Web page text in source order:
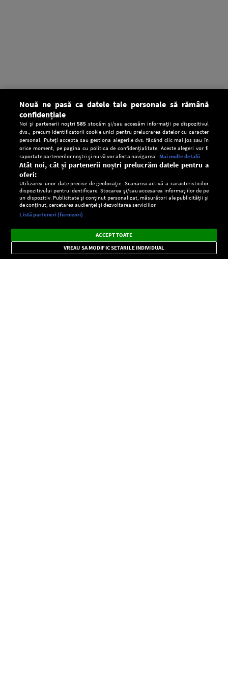
CONFIDENŢIALITATE
Setări:
Dark
Mode
Radio live, podcasturi, știri și alerte
importante.
×
Nouă ne pasă ca datele tale personale să rămână
confidențiale
Noi și partenerii noștri585 stocăm și/sau accesăm informații pe dispozitivul
dvs., precum identificatorii cookie unici pentru prelucrarea datelor cu caracter
personal. Puteți accepta sau gestiona alegerile dvs. făcând clic mai jos sau în
orice moment, pe pagina cu politica de confidențialitate. Aceste alegeri vor fi
raportate partenerilor noștri și nu vă vor afecta navigarea. Mai multe detalii
Atât noi, cât și partenerii noștri prelucrăm datele pentru a
oferi:
Utilizarea unor date precise de geolocație. Scanarea activă a caracteristicilor
dispozitivului pentru identificare. Stocarea și/sau accesarea informațiilor de pe
un dispozitiv. Publicitate și conținut personalizat, măsurători ale publicității și
de conținut, cercetarea audienței și dezvoltarea serviciilor.
Listă parteneri (furnizori)
ACCEPT TOATE
VREAU SA MODIFIC SETARILE INDIVIDUAL